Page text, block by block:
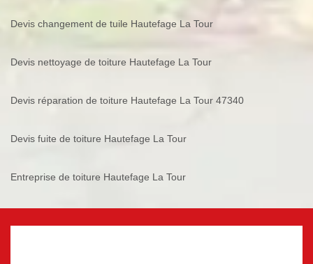
Devis changement de tuile Hautefage La Tour
Devis nettoyage de toiture Hautefage La Tour
Devis réparation de toiture Hautefage La Tour 47340
Devis fuite de toiture Hautefage La Tour
Entreprise de toiture Hautefage La Tour